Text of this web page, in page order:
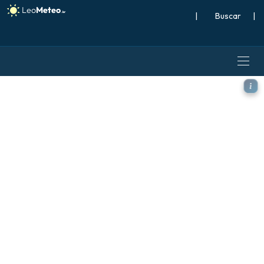
| |
ECMWF IFS 0,25° modelo